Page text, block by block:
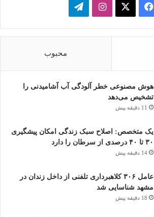
فیسبوک ایکساینستاگرامتلگرام
محبوب
هوش مصنوعی خطر آلودگی آب آشامیدنی را
تشخیص می‌دهد
11 دقیقه پیش
یک متخصص: اصلاح سبک زندگی امکان پیشگیری
۳۰ تا ۴۰ درصدی از سرطان را دارد
14 دقیقه پیش
عامل ۳۰۶ کلاهبرداری تلفنی از داخل زندان در
مشهد شناسایی شد
18 دقیقه پیش